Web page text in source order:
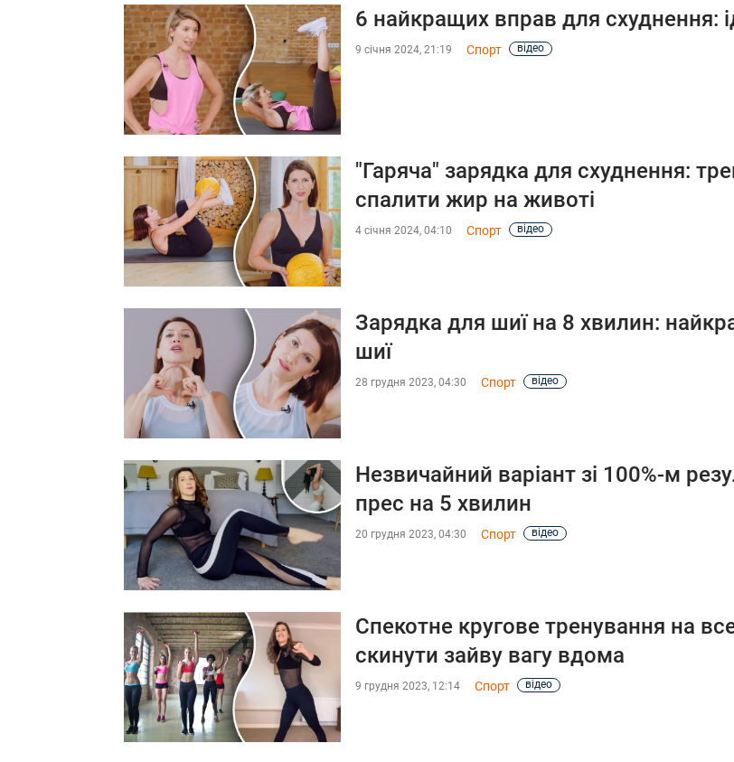
6 найкращих вправ для схуднення:
9 січня 2024, 21:19 Спорт відео
"Гаряча" зарядка для схуднення:
спалити жир на животі
4 січня 2024, 04:10 Спорт відео
Зарядка для шиї на 8 хвилин:
шиї
28 грудня 2023, 04:30 Спорт відео
Незвичайний варіант зі 100%-м
прес на 5 хвилин
20 грудня 2023, 04:30 Спорт відео
Спекотне кругове тренування на
скинути зайву вагу вдома
9 грудня 2023, 12:14 Спорт відео